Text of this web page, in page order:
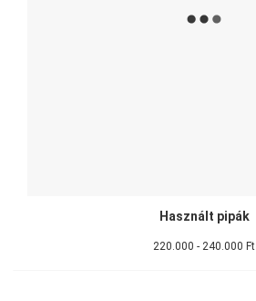
Használt pipák
220.000 - 240.000 Ft